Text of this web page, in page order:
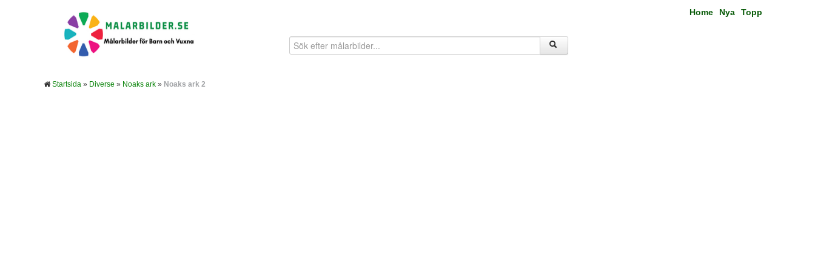
Home Nya Topp
Startsida » Diverse » Noaks ark » Noaks ark 2